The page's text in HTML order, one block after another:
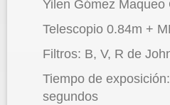
Yilen Gómez Maqueo
Telescopio 0.84m +
Filtros: B, V, R de
Tiempo de
segundos